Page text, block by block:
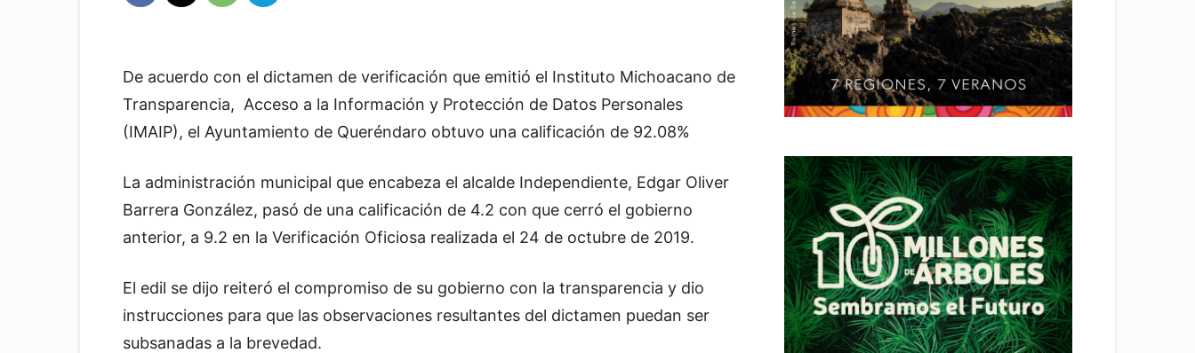
De acuerdo con el dictamen de verificación que emitió el Instituto Michoacano de
Transparencia, Acceso a la Información y Protección de Datos Personales
(IMAIP), el Ayuntamiento de Queréndaro obtuvo una calificación de 92.08%
La administración municipal que encabeza el alcalde Independiente, Edgar Oliver
Barrera González, pasó de una calificación de 4.2 con que cerró el gobierno
anterior, a 9.2 en la Verificación Oficiosa realizada el 24 de octubre de 2019.
El edil se dijo reiteró el compromiso de su gobierno con la transparencia y dio
instrucciones para que las observaciones resultantes del dictamen puedan ser
subsanadas a la brevedad.